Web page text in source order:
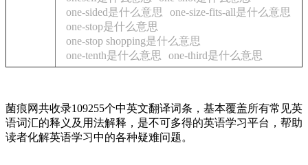
one-sided是什么意思
one-size-fits-all是什么意思
one-stop是什么意思
one-stop shopping是什么意思
one-tenth是什么意思
one-third是什么意思
菌痕网共收录109255个中英文翻译词条，基本覆盖所有常见英
语词汇的释义及用法解释，是不可多得的英语学习平台，帮助
读者化解英语学习中的各种疑难问题。